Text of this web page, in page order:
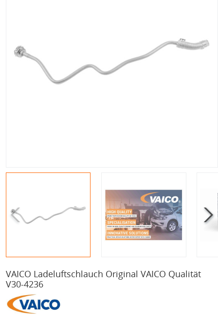
VAICO Ladeluftschlauch Original VAICO Qualität
V30-4236